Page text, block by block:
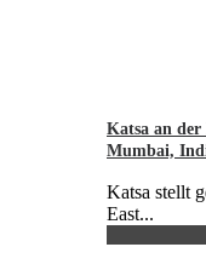
Katsa an
Mumbai,
Katsa stellt
East...